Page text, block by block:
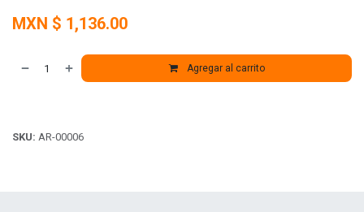
MXN $ 1,136.00
Agregar al carrito
SKU: AR-00006